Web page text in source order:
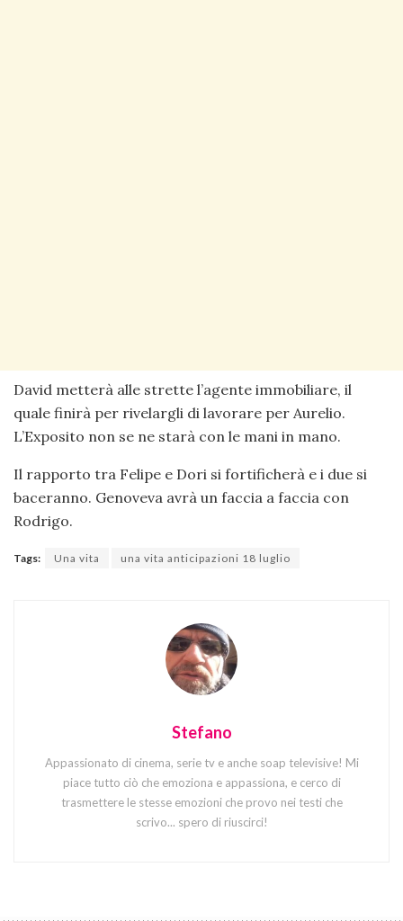
David metterà alle strette l’agente immobiliare, il
quale finirà per rivelargli di lavorare per Aurelio.
L’Exposito non se ne starà con le mani in mano.
Il rapporto tra Felipe e Dori si fortificherà e i due si
baceranno. Genoveva avrà un faccia a faccia con
Rodrigo.
Tags: Una vita una vita anticipazioni 18 luglio
Stefano
Appassionato di cinema, serie tv e anche soap televisive! Mi
piace tutto ciò che emoziona e appassiona, e cerco di
trasmettere le stesse emozioni che provo nei testi che
scrivo... spero di riuscirci!